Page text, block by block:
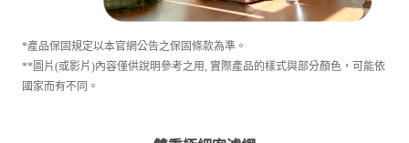
*產品保固規定以本官網公告之保固條款為準。
**圖片(或影片)內容僅供說明參考之用, 實際產品的樣式與部分顏色，可能依